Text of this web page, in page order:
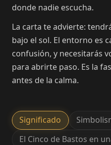
donde nadie escucha.
La carta te advierte:
bajo el sol. El entorno es
confusión, y necesitarás
para abrirte paso. Es la
antes de la calma.
Significado
El Cinco de Bastos en